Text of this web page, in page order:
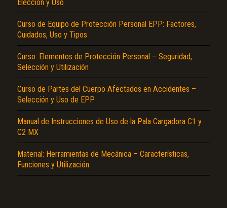
Elección y Uso
Curso de Equipo de Protección Personal EPP: Factores,
Cuidados, Uso y Tipos
Curso: Elementos de Protección Personal – Seguridad,
Selección y Utilización
Curso de Partes del Cuerpo Afectados en Accidentes –
Selección y Uso de EPP
Manual de Instrucciones de Uso de la Pala Cargadora C1 y
C2 MX
Material: Herramientas de Mecánica – Características,
Funciones y Utilización
El Título es incorrecto según el contenido.
Texto o Imagen de portada son erróneos.
No carga o no se visualiza el contenido.